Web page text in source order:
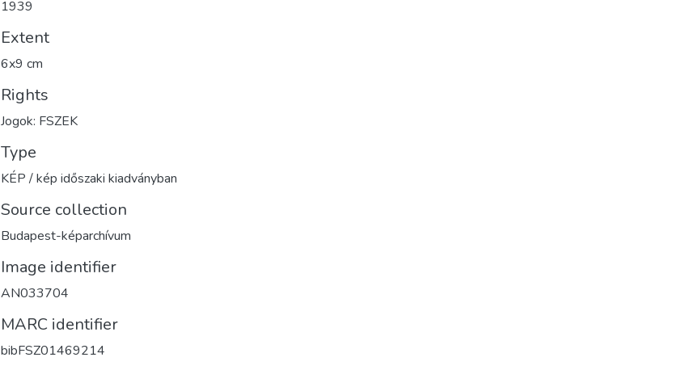
1939
Extent
6x9 cm
Rights
Jogok: FSZEK
Type
KÉP / kép időszaki kiadványban
Source collection
Budapest-képarchívum
Image identifier
AN033704
MARC identifier
bibFSZ01469214